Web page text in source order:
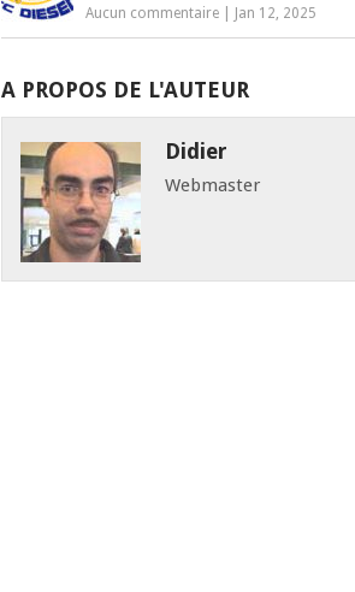
Aucun commentaire Jan 12, 2025
A PROPOS DE L'AUTEUR
Didier
Webmaster